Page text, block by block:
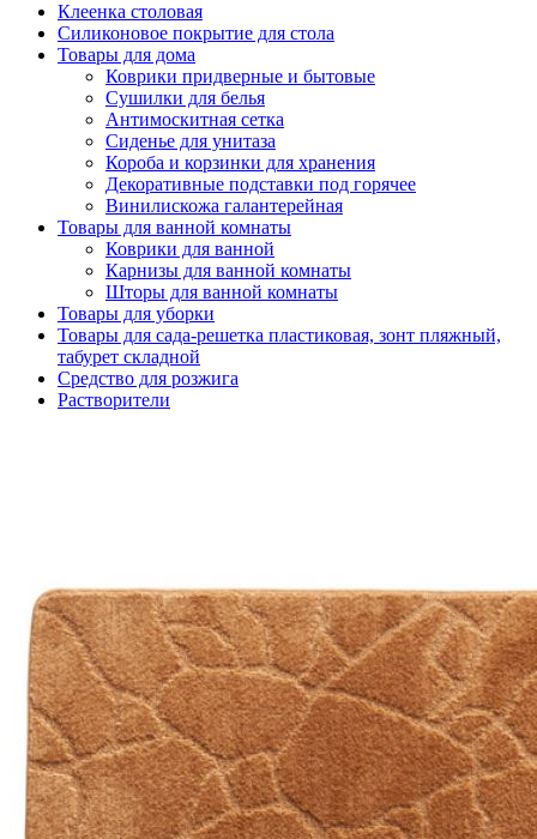
Клеенка столовая
Силиконовое покрытие для стола
Товары для дома
Коврики придверные и бытовые
Сушилки для белья
Антимоскитная сетка
Сиденье для унитаза
Короба и корзинки для хранения
Декоративные подставки под горячее
Винилискожа галантерейная
Товары для ванной комнаты
Коврики для ванной
Карнизы для ванной комнаты
Шторы для ванной комнаты
Товары для уборки
Товары для сада-решетка пластиковая, зонт пляжный,
табурет складной
Средство для розжига
Растворители